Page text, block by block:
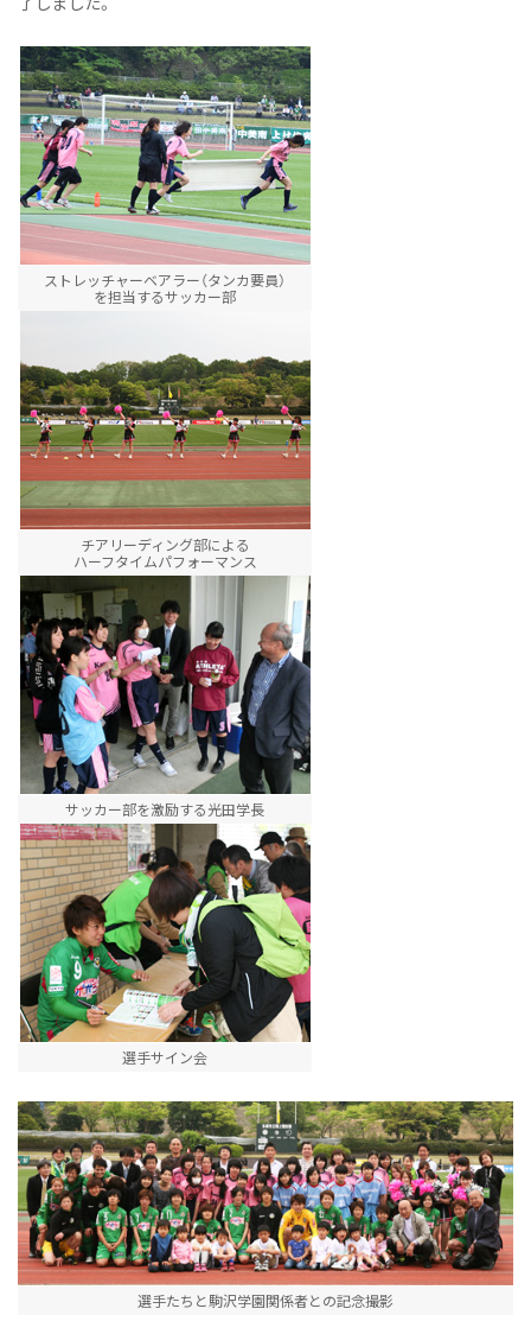
ストレッチャーベアラー（タンカ要員）
を担当するサッカー部
チアリーディング部による
ハーフタイムパフォーマンス
サッカー部を激励する光田学長
選手サイン会
選手たちと駒沢学園関係者との記念撮影